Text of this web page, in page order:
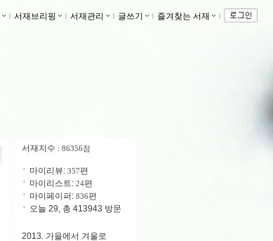
ｌ 서재브리핑 ｌ 서재관리 ｌ 글쓰기 ｌ 즐겨찾는 서재 ｌ
서재지수 : 86356점
마이리뷰: 357편
마이리스트: 24편
마이페이퍼: 836편
오늘 29, 총 413943 방문
2013. 가을에서 겨울로